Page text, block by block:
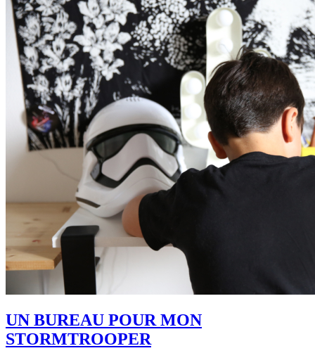
UN BUREAU POUR MON
STORMTROOPER